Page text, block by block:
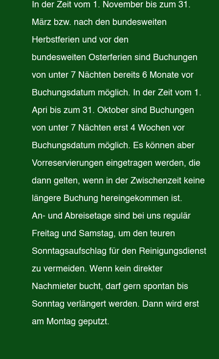
In der Zeit vom 1. November bis zum 31.
März bzw. nach den bundesweiten
Herbstferien und vor den
bundesweiten Osterferien sind Buchungen
von unter 7 Nächten bereits 6 Monate vor
Buchungsdatum möglich. In der Zeit vom 1.
Apri bis zum 31. Oktober sind Buchungen
von unter 7 Nächten erst 4 Wochen vor
Buchungsdatum möglich. Es können aber
Vorreservierungen eingetragen werden, die
dann gelten, wenn in der Zwischenzeit keine
längere Buchung hereingekommen ist.
An- und Abreisetage sind bei uns regulär
Freitag und Samstag, um den teuren
Sonntagsaufschlag für den Reinigungsdienst
zu vermeiden. Wenn kein direkter
Nachmieter bucht, darf gern spontan bis
Sonntag verlängert werden. Dann wird erst
am Montag geputzt.